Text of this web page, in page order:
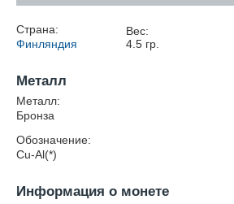
Страна:
Финляндия
Вес:
4.5гр.
Металл
Металл:
Бронза
Обозначение:
Cu-Al(*)
Информация о монете